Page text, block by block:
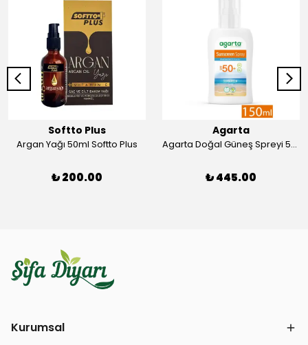
Softto Plus
Argan Yağı 50ml Softto Plus
₺ 200.00
Agarta
Agarta Doğal Güneş Spreyi 50 Faktör 150 ml
₺ 445.00
Kurumsal